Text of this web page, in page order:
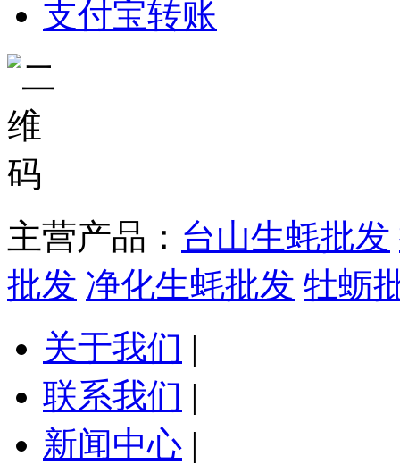
支付宝转账
主营产品： 台山生蚝批发
批发 净化生蚝批发 牡蛎
关于我们 |
联系我们 |
新闻中心 |